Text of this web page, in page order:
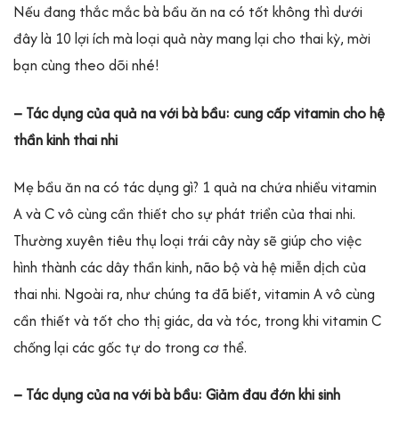
Nếu đang thắc mắc bà bầu ăn na có tốt không thì dưới
đây là 10 lợi ích mà loại quả này mang lại cho thai kỳ, mời
bạn cùng theo dõi nhé!
– Tác dụng của quả na với bà bầu: cung cấp vitamin cho hệ
thần kinh thai nhi
Mẹ bầu ăn na có tác dụng gì? 1 quả na chứa nhiều vitamin
A và C vô cùng cần thiết cho sự phát triển của thai nhi.
Thường xuyên tiêu thụ loại trái cây này sẽ giúp cho việc
hình thành các dây thần kinh, não bộ và hệ miễn dịch của
thai nhi. Ngoài ra, như chúng ta đã biết, vitamin A vô cùng
cần thiết và tốt cho thị giác, da và tóc, trong khi vitamin C
chống lại các gốc tự do trong cơ thể.
– Tác dụng của na với bà bầu: Giảm đau đớn khi sinh